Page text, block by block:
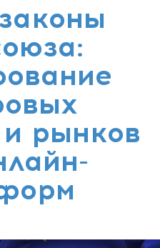
рынков